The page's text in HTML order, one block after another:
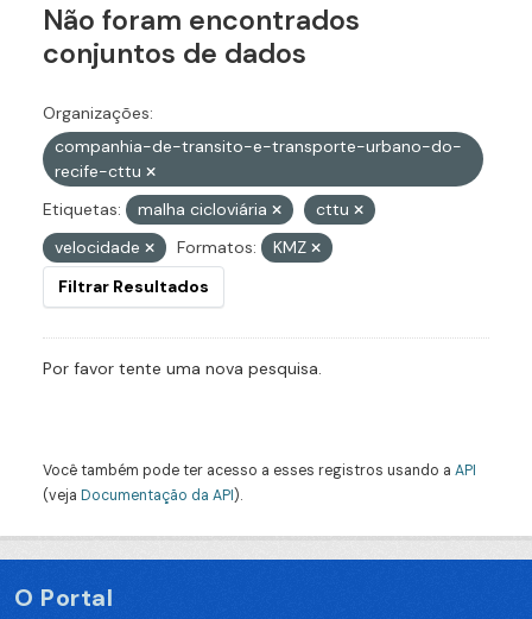
Não foram encontrados
conjuntos de dados
Organizações:
companhia-de-transito-e-transporte-urbano-do-
recife-cttu
Etiquetas:
malha cicloviária
cttu
velocidade
Formatos:
KMZ
Filtrar Resultados
Por favor tente uma nova pesquisa.
Você também pode ter acesso a esses registros usando a API
(veja Documentação da API).
O Portal